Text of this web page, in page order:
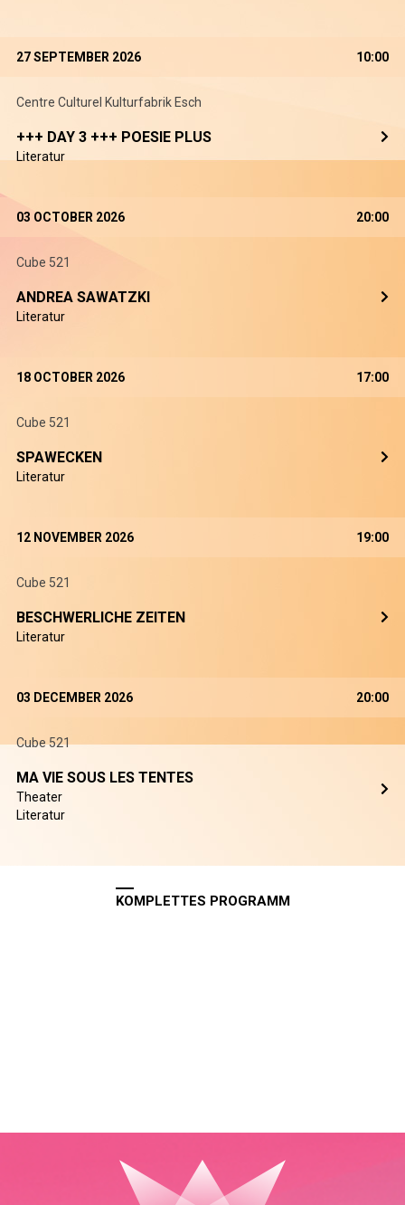
27 SEPTEMBER 2026 10:00
Centre Culturel Kulturfabrik Esch
+++ DAY 3 +++ POESIE PLUS
Literatur
03 OCTOBER 2026 20:00
Cube 521
ANDREA SAWATZKI
Literatur
18 OCTOBER 2026 17:00
Cube 521
SPAWECKEN
Literatur
12 NOVEMBER 2026 19:00
Cube 521
BESCHWERLICHE ZEITEN
Literatur
03 DECEMBER 2026 20:00
Cube 521
MA VIE SOUS LES TENTES
Theater
Literatur
KOMPLETTES PROGRAMM